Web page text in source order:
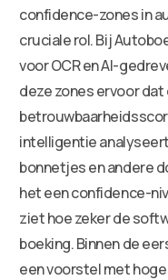
confidence-zones in
cruciale rol. Bij
voor OCR en AI-
deze zones ervoor dat
intelligentie
bonnetjes en andere
het een confidence-
ziet hoe zeker de
boeking. Binnen de
een voorstel met